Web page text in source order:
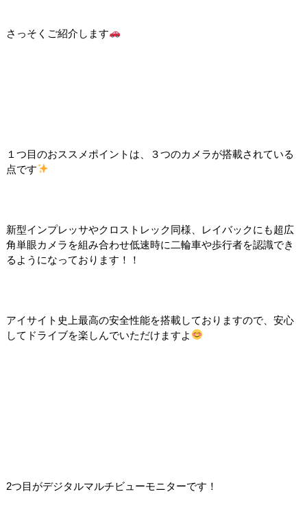
さっそくご紹介します
１つ目のおススメポイントは、３つのカメラが搭載されている
点です
新型インプレッサやクロストレック同様、レイバックにも超広
角単眼カメラを組み合わせ低速時に二輪車や歩行者を認識でき
るようになっております！！
アイサイト史上最高の安全性能を搭載しておりますので、安心
してドライブを楽しんでいただけますよ
2つ目がデジタルマルチビューモニターです！